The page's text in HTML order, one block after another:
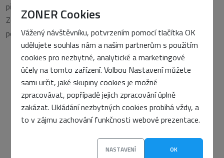
ZONER Cookies
Vážený návštěvníku, potvrzením pomocí tlačítka OK
udělujete souhlas nám a našim partnerům s použitím
cookies pro nezbytné, analytické a marketingové
účely na tomto zařízení. Volbou Nastavení můžete
sami určit, jaké skupiny cookies je možné
zpracovávat, popřípadě jejich zpracování úplně
zakázat. Ukládání nezbytných cookies probíhá vždy, a
to v zájmu zachování funkčnosti webové prezentace.
NASTAVENÍ OK
překážky jsme přitom narazili a jak se nám je podařilo vyřešit.
Zoner software tvoří řada interně více či méně oddělených
poboček, které se